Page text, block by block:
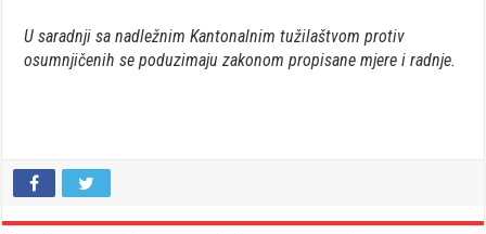
U saradnji sa nadležnim Kantonalnim tužilaštvom protiv
osumnjičenih se poduzimaju zakonom propisane mjere i radnje.